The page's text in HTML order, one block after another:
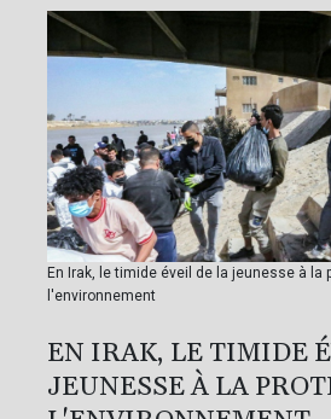
En Irak, le timide éveil de la jeunesse à la
l'environnement
EN IRAK, LE TIMIDE
JEUNESSE À LA